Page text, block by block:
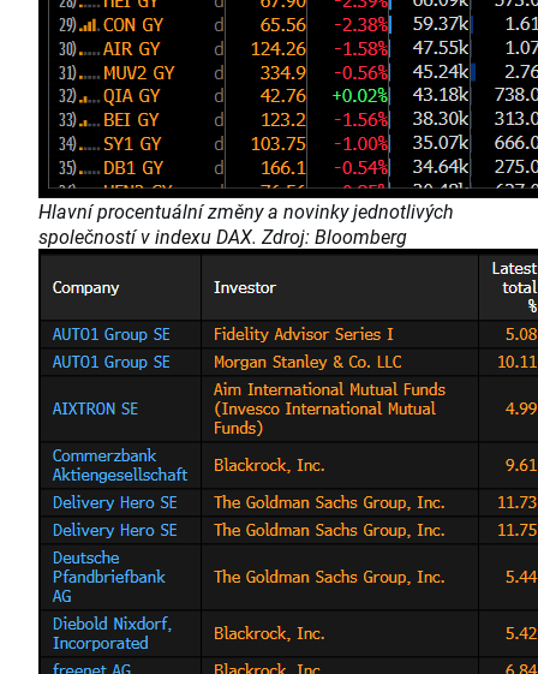
Hlavní procentuální změny a novinky jednotlivých
společností v indexu DAX. Zdroj: Bloomberg